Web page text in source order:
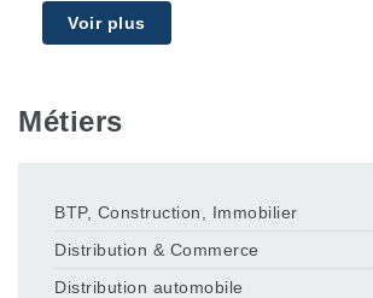
Voir plus
Métiers
BTP, Construction, Immobilier
Distribution & Commerce
Distribution automobile